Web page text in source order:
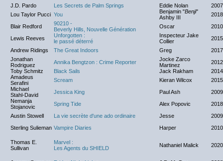
J.D. Pardo
Les Secrets de Palm Springs Eddie Nolan
2007
Lou Taylor Pucci You Benjamin "Benji"
Ashby III
2018
Blair Redford
90210 -
Beverly Hills, Nouvelle Génération
Oscar
2010
Lewis Reeves
Unforgotten :
le passé déterré
Inspecteur Jake
Collier
Andrew Ridings
The Great Indoors Greg
2017
Jonathan
Rodriguez
Annika Bengtzon : Crime Reporter
Jocke Zarco
Martinez
2012
Toby Schmitz
Black Sails Jack Rakham
Amadeus
Serafini
Scream Kieran Wilcox
2015
Michael
Stahl-David
Jessica King Paul Ash
2009
Nemanja
Stojanovic
Spring Tide Alex Popovic
2018
Austin Stowell
La vie secrète d'une ado ordinaire Jesse
Sterling Sulieman Vampire Diaries Harper 2010
Thomas E.
Sullivan
Marvel :
Les Agents du SHIELD
Nathaniel Malick 2020